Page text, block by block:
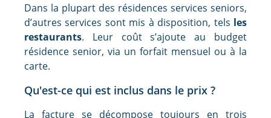
Dans la plupart des résidences services seniors,
d’autres services sont mis à disposition, tels les
restaurants. Leur coût s’ajoute au budget
résidence senior, via un forfait mensuel ou à la
carte.
Qu'est-ce qui est inclus dans le prix ?
La facture se décompose toujours en trois